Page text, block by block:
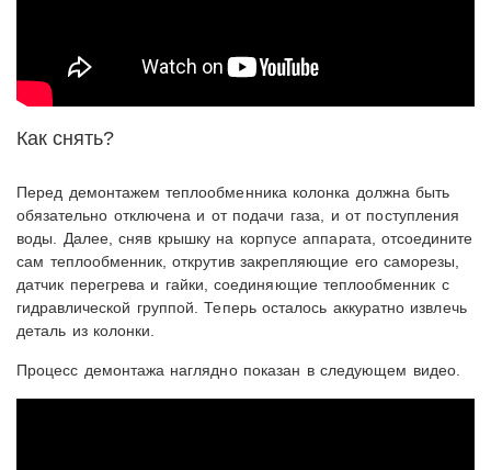
Как снять?
Перед демонтажем теплообменника колонка должна быть
обязательно отключена и от подачи газа, и от поступления
воды. Далее, сняв крышку на корпусе аппарата, отсоедините
сам теплообменник, открутив закрепляющие его саморезы,
датчик перегрева и гайки, соединяющие теплообменник с
гидравлической группой. Теперь осталось аккуратно извлечь
деталь из колонки.
Процесс демонтажа наглядно показан в следующем видео.